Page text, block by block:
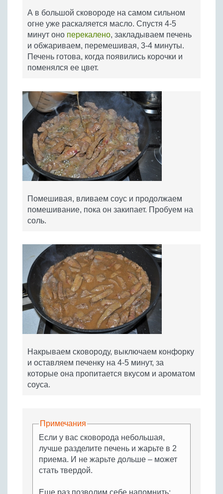
А в большой сковороде на самом сильном
огне уже раскаляется масло. Спустя 4-5
минут оно перекалено, закладываем печень
и обжариваем, перемешивая, 3-4 минуты.
Печень готова, когда появились корочки и
поменялся ее цвет.
Помешивая, вливаем соус и продолжаем
помешивание, пока он закипает. Пробуем на
соль.
Накрываем сковороду, выключаем конфорку
и оставляем печенку на 4-5 минут, за
которые она пропитается вкусом и ароматом
соуса.
Примечания
Если у вас сковорода небольшая,
лучше разделите печень и жарьте в 2
приема. И не жарьте дольше – может
стать твердой.
Еще раз позволим себе напомнить: